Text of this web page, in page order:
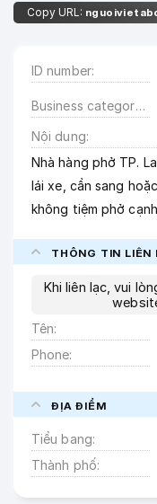
Copy URL:
ID number
Business category
Nội dung
Nhà hàng phở TP.
lái xe, cần sang
không tiệm phở
THÔNG TIN LIÊN
Khi liên lạc, vui
Tên
Phone
ĐỊA ĐIỂM
Tiểu bang
Thành phố